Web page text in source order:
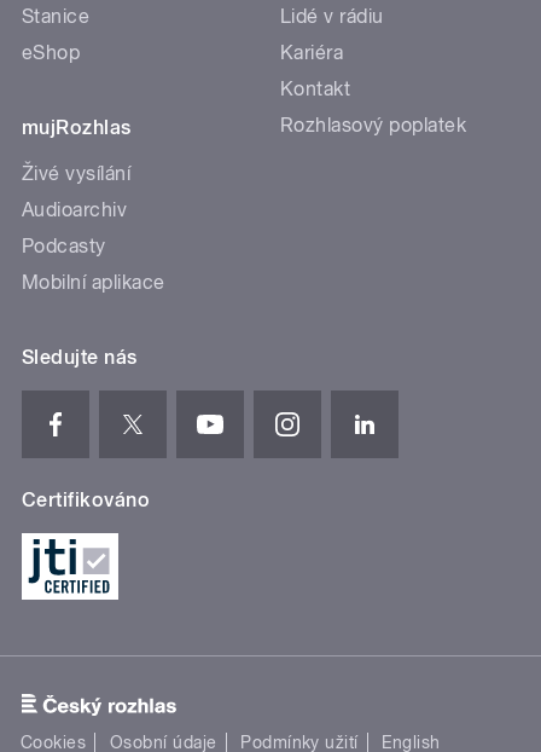
Stanice
eShop
mujRozhlas
Živé vysílání
Audioarchiv
Podcasty
Mobilní aplikace
Lidé v rádiu
Kariéra
Kontakt
Rozhlasový poplatek
Sledujte nás
Certifikováno
Cookies Osobní údaje Podmínky užití English